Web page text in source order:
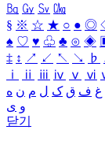
㏃ ㏉ ㏜ ㏆
§ ※ ☆ ★ ○ ● ◎
♠ ♡ ♥ ♧ ♣ ⊙ ◈
‡ ↕ ↗ ↙ ↖ ↘ ♭
ⅰ
ⅱ ⅲ ⅳ ⅴ ⅵ
غ ف ق ک ل م ن ه
و ی
닫기